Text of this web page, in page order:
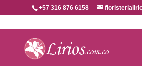
+57 316 876 6158